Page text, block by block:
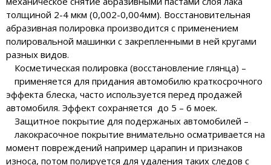
толщиной 2-4 мкм (0,002-0,004мм). Восстановительная
абразивная полировка производится с применением
полировальной машинки с закрепленными в ней кругами
разных видов.
Косметическая полировка (восстановление глянца) –
применяется для придания автомобилю краткосрочного
эффекта блеска, часто используется перед продажей
автомобиля. Эффект сохраняется до 5 – 6 моек.
Защитное покрытие для подержаных автомобилей –
лакокрасочное покрытие внимательно осматривается на
момент повреждений например царапин и признаков
износа, потом полируется для удаления таких следов с